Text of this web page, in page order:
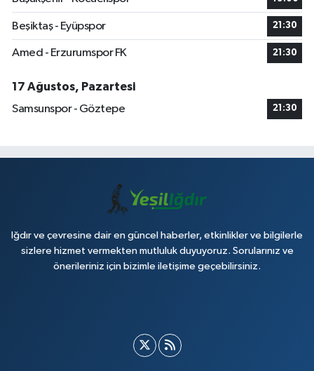
Beşiktaş - Eyüpspor 21:30
Amed - Erzurumspor FK 21:30
17 Ağustos, Pazartesi
Samsunspor - Göztepe
21:30
Iğdır ve çevresine dair en güncel haberler, etkinlikler ve bilgilerle
sizlere hizmet vermekten mutluluk duyuyoruz. Sorularınız ve
önerileriniz için bizimle iletişime geçebilirsiniz.